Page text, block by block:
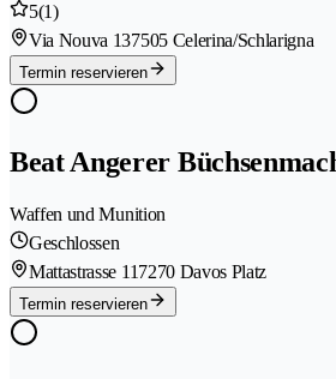
5(1)
Via Nouva 137505 Celerina/Schlarigna
Termin reservieren
Beat Angerer
Waffen und Munition
Geschlossen
Mattastrasse 117270 Davos Platz
Termin reservieren